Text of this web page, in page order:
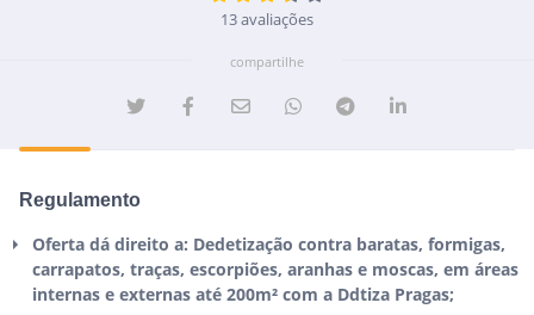
13 avaliações
compartilhe
Regulamento
Oferta dá direito a: Dedetização contra baratas, formigas,
carrapatos, traças, escorpiões, aranhas e moscas, em áreas
internas e externas até 200m² com a Ddtiza Pragas;